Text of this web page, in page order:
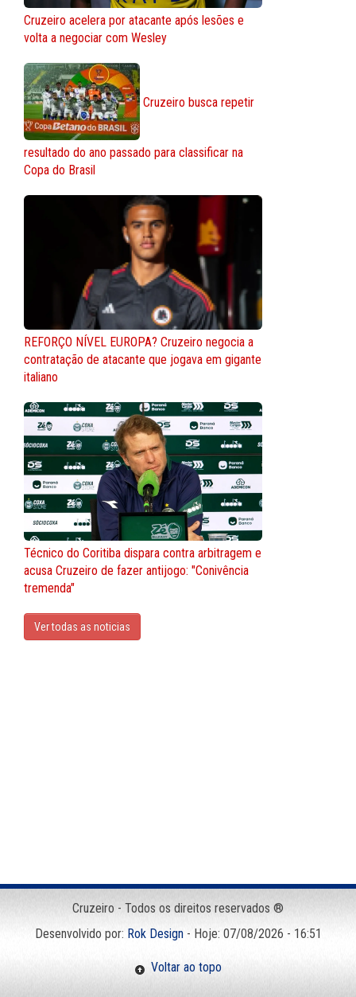
Cruzeiro acelera por atacante após lesões e
volta a negociar com Wesley
Cruzeiro busca repetir
resultado do ano passado para classificar na
Copa do Brasil
REFORÇO NÍVEL EUROPA? Cruzeiro negocia a
contratação de atacante que jogava em gigante
italiano
Técnico do Coritiba dispara contra arbitragem e
acusa Cruzeiro de fazer antijogo: "Conivência
tremenda"
Ver todas as noticias
Cruzeiro - Todos os direitos reservados ®
Desenvolvido por: Rok Design- Hoje: 07/08/2026 - 16:51
Voltar ao topo